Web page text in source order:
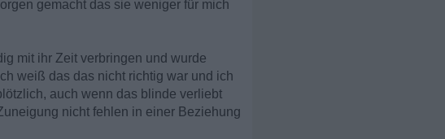
gemacht das sie weniger für mich
mit ihr Zeit verbringen und wurde
weiß das das nicht richtig war und ich
auch wenn das blinde verliebt
nicht fehlen in einer Beziehung